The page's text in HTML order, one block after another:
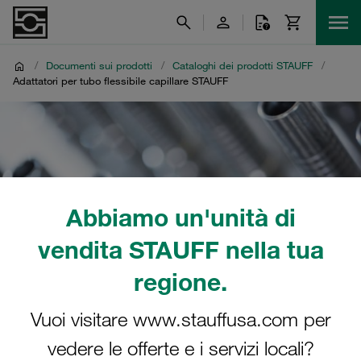
Abbiamo un'unità di
vendita STAUFF nella tua
regione.
Vuoi visitare www.stauffusa.com per
vedere le offerte e i servizi locali?
/ Documenti sui prodotti / Cataloghi dei prodotti STAUFF
/
Adattatori per tubo flessibile capillare STAUFF